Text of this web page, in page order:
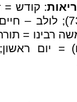
: קודש =
= חכמה (=73); לולב
רבינו =
יום ראשון;